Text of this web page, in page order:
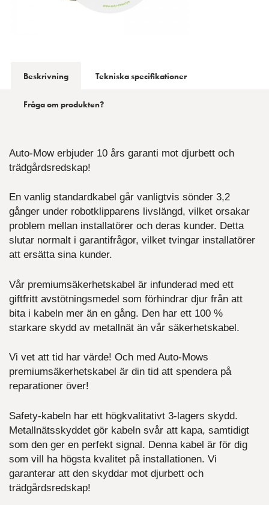
Beskrivning Tekniska specifikationer
Fråga om produkten?
Auto-Mow erbjuder 10 års garanti mot djurbett och
trädgårdsredskap!
En vanlig standardkabel går vanligtvis sönder 3,2
gånger under robotklipparens livslängd, vilket orsakar
problem mellan installatörer och deras kunder. Detta
slutar normalt i garantifrågor, vilket tvingar installatörer
att ersätta sina kunder.
Vår premiumsäkerhetskabel är infunderad med ett
giftfritt avstötningsmedel som förhindrar djur från att
bita i kabeln mer än en gång. Den har ett 100 %
starkare skydd av metallnät än vår säkerhetskabel.
Vi vet att tid har värde! Och med Auto-Mows
premiumsäkerhetskabel är din tid att spendera på
reparationer över!
Safety-kabeln har ett högkvalitativt 3-lagers skydd.
Metallnätsskyddet gör kabeln svår att kapa, samtidigt
som den ger en perfekt signal. Denna kabel är för dig
som vill ha högsta kvalitet på installationen. Vi
garanterar att den skyddar mot djurbett och
trädgårdsredskap!